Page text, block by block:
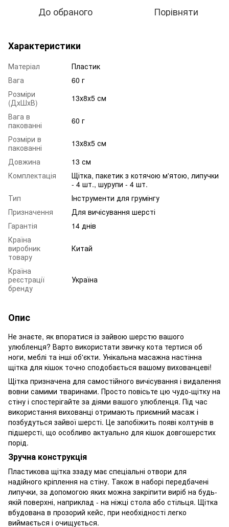
До обраного Порівняти
Характеристики
Матеріал
Пластик
Вага
60 г
Розміри
(ДхШхВ)
13х8х5 см
Вага в
пакованні
60 г
Розміри в
пакованні
13х8х5 см
Довжина
13 см
Комплектація
Щітка, пакетик з котячою м'ятою, липучки
- 4 шт., шурупи - 4 шт.
Тип
Інструменти для грумінгу
Призначення
Для вичісування шерсті
Гарантія
14 днів
Країна
виробник
товару
Китай
Країна
реєстрації
бренду
Україна
Опис
Не знаєте, як впоратися із зайвою шерстю вашого
улюбленця? Варто використати звичку кота тертися об
ноги, меблі та інші об'єкти. Унікальна масажна настінна
щітка для кішок точно сподобається вашому вихованцеві!
Щітка призначена для самостійного вичісування і видалення
вовни самими тваринами. Просто повісьте цю чудо-щітку на
стіну і спостерігайте за діями вашого улюбленця. Під час
використання вихованці отримають приємний масаж і
позбудуться зайвої шерсті. Це запобіжить появі колтунів в
підшерсті, що особливо актуально для кішок довгошерстих
порід.
Зручна конструкція
Пластикова щітка ззаду має спеціальні отвори для
надійного кріплення на стіну. Також в наборі передбачені
липучки, за допомогою яких можна закріпити виріб на будь-
якій поверхні, наприклад - на ніжці стола або стільця. Щітка
вбудована в прозорий кейс, при необхідності легко
виймається і очищується.